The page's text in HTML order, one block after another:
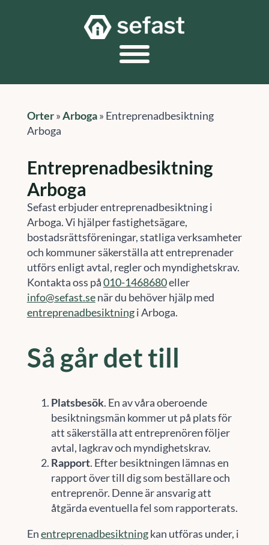
Orter»Arboga» Entreprenadbesiktning
Arboga
Entreprenadbesiktning
Arboga
Sefast erbjuder entreprenadbesiktning i
Arboga. Vi hjälper fastighetsägare,
bostadsrättsföreningar, statliga verksamheter
och kommuner säkerställa att entreprenader
utförs enligt avtal, regler och myndighetskrav.
Kontakta oss på010-1468680eller
info@sefast.senär du behöver hjälp med
entreprenadbesiktningi Arboga.
Så går det till
Platsbesök. En av våra oberoende
besiktningsmän kommer ut på plats för
att säkerställa att entreprenören följer
avtal, lagkrav och myndighetskrav.
Rapport. Efter besiktningen lämnas en
rapport över till dig som beställare och
entreprenör. Denne är ansvarig att
åtgärda eventuella fel som rapporterats.
Enentreprenadbesiktningkan utföras under, i